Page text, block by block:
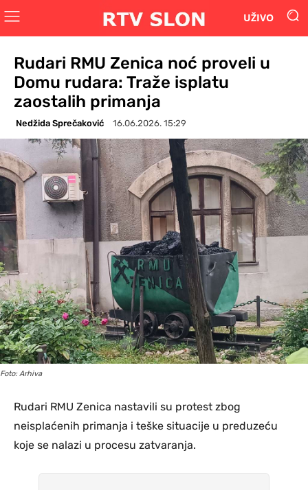
UŽIVO
Rudari RMU Zenica noć proveli u
Domu rudara: Traže isplatu
zaostalih primanja
Nedžida Sprečaković 16.06.2026. 15:29
Foto: Arhiva
Rudari RMU Zenica nastavili su protest zbog
neisplaćenih primanja i teške situacije u preduzeću
koje se nalazi u procesu zatvaranja.